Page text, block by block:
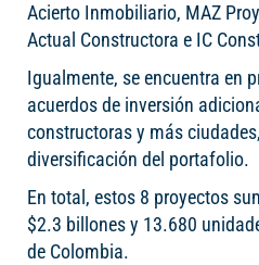
Acierto Inmobiliario, MAZ
Actual Constructora e IC
Igualmente, se encuentra en
acuerdos de inversión
constructoras y más
diversificación del portafolio.
En total, estos 8 proyectos
$2.3 billones y 13.680
de Colombia.